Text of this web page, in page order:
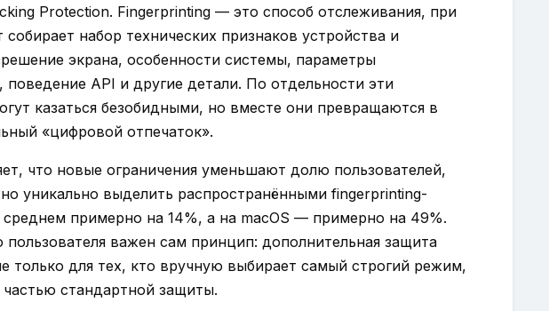
Protection. Fingerprinting — это способ отслеживания, при
собирает набор технических признаков устройства и
экрана, особенности системы, параметры
поведение API и другие детали. По отдельности эти
казаться безобидными, но вместе они превращаются в
«цифровой отпечаток».
что новые ограничения уменьшают долю пользователей,
уникально выделить распространёнными fingerprinting-
среднем примерно на 14%, а на macOS — примерно на 49%.
пользователя важен сам принцип: дополнительная защита
только для тех, кто вручную выбирает самый строгий режим,
частью стандартной защиты.